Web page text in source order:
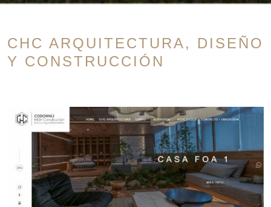
CHC ARQUITECTURA, DISEÑO
Y CONSTRUCCIÓN